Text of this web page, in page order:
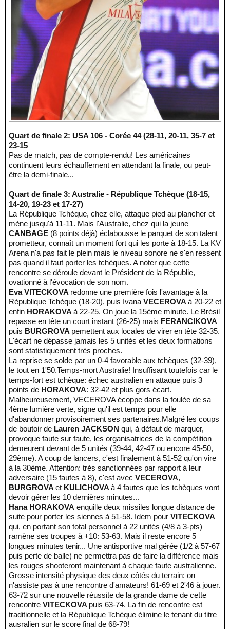
Quart de finale 2: USA 106 - Corée 44 (28-11, 20-11, 35-7 et
23-15
Pas de match, pas de compte-rendu! Les américaines
continuent leurs échauffement en attendant la finale, ou peut-
être la demi-finale...
Quart de finale 3: Australie - République Tchèque (18-15,
14-20, 19-23 et 17-27)
La République Tchèque, chez elle, attaque pied au plancher et
mène jusqu'à 11-11. Mais l'Australie, chez qui la jeune
CANBAGE (8 points déjà) éclabousse le parquet de son talent
prometteur, connaît un moment fort qui les porte à 18-15. La KV
Arena n'a pas fait le plein mais le niveau sonore ne s'en ressent
pas quand il faut porter les tchèques. A noter que cette
rencontre se déroule devant le Président de la Républie,
ovationné à l'évocation de son nom.
Eva VITECKOVA redonne une première fois l'avantage à la
République Tchèque (18-20), puis Ivana VECEROVA à 20-22 et
enfin HORAKOVA à 22-25. On joue la 15ème minute. Le Brésil
repasse en tête un court instant (26-25) mais FERANCIKOVA
puis BURGROVA pemettent aux locales de virer en tête 32-35.
L'écart ne dépasse jamais les 5 unités et les deux formations
sont statistiquement très proches.
La reprise se solde par un 0-4 favorable aux tchèques (32-39),
le tout en 1'50.Temps-mort Australie! Insuffisant toutefois car le
temps-fort est tchèque: échec australien en attaque puis 3
points de HORAKOVA: 32-42 et plus gors écart.
Malheureusement, VECEROVA écoppe dans la foulée de sa
4ème lumière verte, signe qu'il est temps pour elle
d'abandonner provisoirement ses partenaires.Malgré les coups
de boutoir de Lauren JACKSON qui, à défaut de marquer,
provoque faute sur faute, les organisatrices de la compétition
demeurent devant de 5 unités (39-44, 42-47 ou encore 45-50,
29ème). A coup de lancers, c'est finalement à 51-52 qu'on vire
à la 30ème. Attention: très sanctionnées par rapport à leur
adversaire (15 fautes à 8), c'est avec VECEROVA,
BURGROVA et KULICHOVA à 4 fautes que les tchèques vont
devoir gérer les 10 dernières minutes...
Hana HORAKOVA enquille deux missiles longue distance de
suite pour porter les siennes à 51-58. Idem pour VITECKOVA
qui, en portant son total personnel à 22 unités (4/8 à 3-pts)
ramène ses troupes à +10: 53-63. Mais il reste encore 5
longues minutes tenir... Une antisportive mal gérée (1/2 à 57-67
puis perte de balle) ne permettra pas de faire la différence mais
les rouges shooteront maintenant à chaque faute australienne.
Grosse intensité physique des deux côtés du terrain: on
n'assiste pas à une rencontre d'amateurs! 61-69 et 2'46 à jouer.
63-72 sur une nouvelle réussite de la grande dame de cette
rencontre VITECKOVA puis 63-74. La fin de rencontre est
traditionnelle et la République Tchèque élimine le tenant du titre
ausralien sur le score final de 68-79!